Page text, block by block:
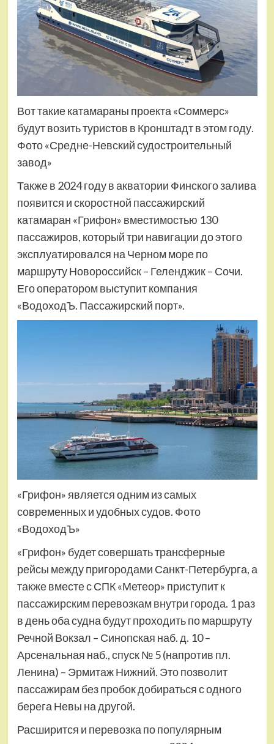
Вот такие катамараны проекта «Соммерс»
будут возить туристов в Кронштадт в этом году.
Фото «Средне-Невский судостроительный
завод»
Также в 2024 году в акватории Финского залива
появится и скоростной пассажирский
катамаран «Грифон» вместимостью 130
пассажиров, который три навигации до этого
эксплуатировался на Черном море по
маршруту Новороссийск – Геленджик – Сочи.
Его оператором выступит компания
«ВодоходЪ. Пассажирский порт».
«Грифон» является одним из самых
современных и удобных судов. Фото
«ВодоходЪ»
«Грифон» будет совершать трансферные
рейсы между пригородами Санкт-Петербурга, а
также вместе с СПК «Метеор» приступит к
пассажирским перевозкам внутри города. 1 раз
в день оба судна будут проходить по маршруту
Речной Вокзал – Синопская наб. д. 10 –
Арсенальная наб., спуск № 5 (напротив пл.
Ленина) – Эрмитаж Нижний. Это позволит
пассажирам без пробок добираться с одного
берега Невы на другой.
Расширится и перевозка по популярным